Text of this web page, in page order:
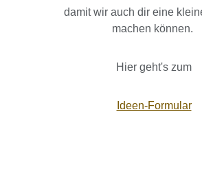
damit wir auch dir eine
machen können.
Hier geht's zum
Ideen-Formular